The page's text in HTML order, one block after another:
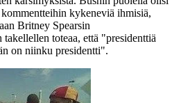
kykeneviä ihmisiä,
Britney Spearsin
takellellen toteaa, että "presidenttiä
on niinku presidentti".